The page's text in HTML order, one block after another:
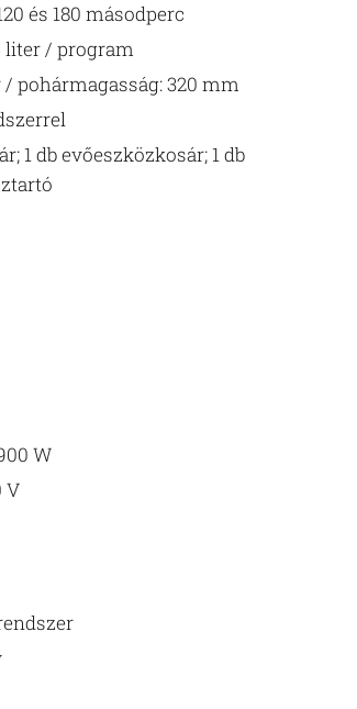
és 180 másodperc
liter / program
pohármagasság: 320 mm
1 db evőeszközkosár; 1 db
W
V